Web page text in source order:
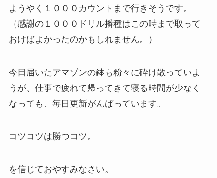
ようやく１０００カウントまで行きそうです。
（感謝の１０００ドリル播種はこの時まで取って
おけばよかったのかもしれません。）
今日届いたアマゾンの鉢も粉々に砕け散っていよ
うが、仕事で疲れて帰ってきて寝る時間が少なく
なっても、毎日更新がんばっています。
コツコツは勝つコツ。
を信じておやすみなさい。